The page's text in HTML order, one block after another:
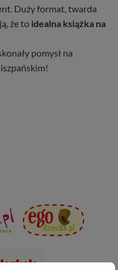
Duży format, twarda
że to idealna książka na
pomysł na